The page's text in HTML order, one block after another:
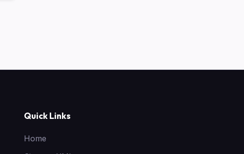
Quick Links
Home